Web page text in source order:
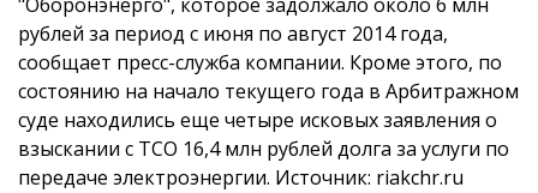
рублей за период с июня по август 2014 года,
сообщает пресс-служба компании. Кроме этого, по
состоянию на начало текущего года в Арбитражном
суде находились еще четыре исковых заявления о
взыскании с ТСО 16,4 млн рублей долга за услуги по
передаче электроэнергии. Источник: riakchr.ru